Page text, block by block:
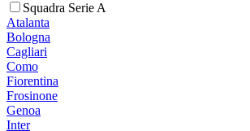
Squadra Serie A
Atalanta
Bologna
Cagliari
Como
Fiorentina
Frosinone
Genoa
Inter